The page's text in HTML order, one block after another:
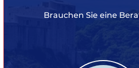
Brauchen Sie eine